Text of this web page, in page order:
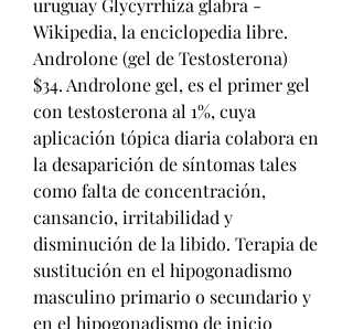
uruguay Glycyrrhiza glabra -
Wikipedia, la enciclopedia libre.
Androlone (gel de Testosterona)
$34. Androlone gel, es el primer gel
con testosterona al 1%, cuya
aplicación tópica diaria colabora en
la desaparición de síntomas tales
como falta de concentración,
cansancio, irritabilidad y
disminución de la libido. Terapia de
sustitución en el hipogonadismo
masculino primario o secundario y
en el hipogonadismo de inicio